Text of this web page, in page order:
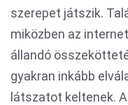
szerepet játszik.
miközben az
állandó
gyakran inkább
látszatot keltenek.